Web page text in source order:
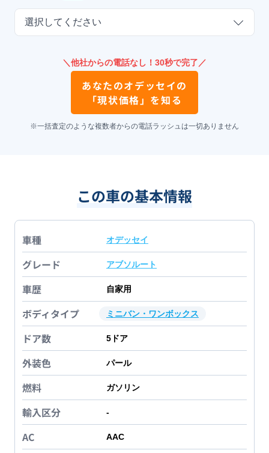
選択してください
＼他社からの電話なし！30秒で完了／
あなたのオデッセイの
「現状価格」を知る
※一括査定のような複数者からの電話ラッシュは一切ありません
この車の基本情報
車種 オデッセイ
グレード アブソルート
車歴 自家用
ボディタイプ ミニバン・ワンボックス
ドア数 5 ドア
外装色 パール
燃料 ガソリン
輸入区分 -
AC AAC